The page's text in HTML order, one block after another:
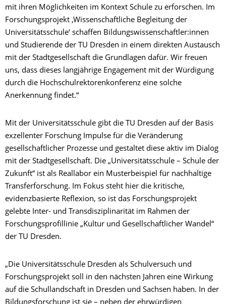
mit ihren Möglichkeiten im Kontext Schule zu erforschen. Im
Forschungsprojekt ‚Wissenschaftliche Begleitung der
Universitätsschule‘ schaffen Bildungswissenschaftler:innen
und Studierende der TU Dresden in einem direkten Austausch
mit der Stadtgesellschaft die Grundlagen dafür. Wir freuen
uns, dass dieses langjährige Engagement mit der Würdigung
durch die Hochschulrektorenkonferenz eine solche
Anerkennung findet.“
Mit der Universitätsschule gibt die TU Dresden auf der Basis
exzellenter Forschung Impulse für die Veränderung
gesellschaftlicher Prozesse und gestaltet diese aktiv im Dialog
mit der Stadtgesellschaft. Die „Universitätsschule – Schule der
Zukunft“ ist als Reallabor ein Musterbeispiel für nachhaltige
Transferforschung. Im Fokus steht hier die kritische,
evidenzbasierte Reflexion, so ist das Forschungsprojekt
gelebte Inter- und Transdisziplinarität im Rahmen der
Forschungsprofillinie „Kultur und Gesellschaftlicher Wandel“
der TU Dresden.
„Die Universitätsschule Dresden als Schulversuch und
Forschungsprojekt soll in den nächsten Jahren eine Wirkung
auf die Schullandschaft in Dresden und Sachsen haben. In der